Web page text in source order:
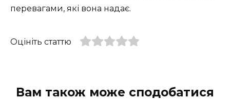
перевагами, які вона надає.
Оцініть статтю
Вам також може сподобатися